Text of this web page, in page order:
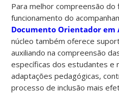
Para melhor compreensão do
funcionamento do
Documento Orientador em
núcleo também oferece
auxiliando na compreensão
específicas dos estudantes e
adaptações pedagógicas,
processo de inclusão mais